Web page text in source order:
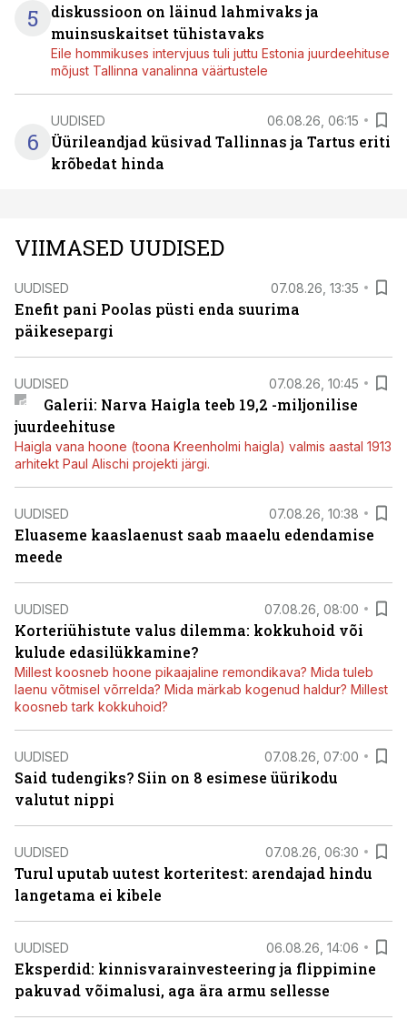
5
diskussioon on läinud lahmivaks ja
muinsuskaitset tühistavaks
Eile hommikuses intervjuus tuli juttu Estonia juurdeehituse
mõjust Tallinna vanalinna väärtustele
6
UUDISED 06.08.26, 06:15
Üürileandjad küsivad Tallinnas ja Tartus eriti
krõbedat hinda
VIIMASED UUDISED
UUDISED 07.08.26, 13:35
Enefit pani Poolas püsti enda suurima
päikesepargi
UUDISED 07.08.26, 10:45
Galerii: Narva Haigla teeb 19,2 -miljonilise
juurdeehituse
Haigla vana hoone (toona Kreenholmi haigla) valmis aastal 1913
arhitekt Paul Alischi projekti järgi.
UUDISED 07.08.26, 10:38
Eluaseme kaaslaenust saab maaelu edendamise
meede
UUDISED 07.08.26, 08:00
Korteriühistute valus dilemma: kokkuhoid või
kulude edasilükkamine?
Millest koosneb hoone pikaajaline remondikava? Mida tuleb
laenu võtmisel võrrelda? Mida märkab kogenud haldur? Millest
koosneb tark kokkuhoid?
UUDISED 07.08.26, 07:00
Said tudengiks? Siin on 8 esimese üürikodu
valutut nippi
UUDISED 07.08.26, 06:30
Turul uputab uutest korteritest: arendajad hindu
langetama ei kibele
UUDISED 06.08.26, 14:06
Eksperdid: kinnisvarainvesteering ja flippimine
pakuvad võimalusi, aga ära armu sellesse